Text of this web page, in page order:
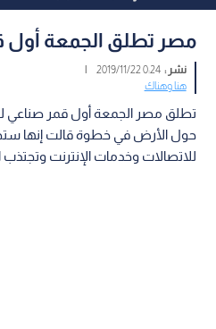
مصر تطلق الجمعة أول
نشر :0:24 2019/11/22
|
هنا وهناك
حول الأرض في خطوة قالت إنها
للاتصالات وخدمات الإنترنت وتجتذب